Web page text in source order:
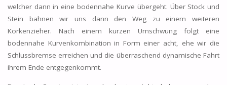
welcher dann in eine bodennahe Kurve übergeht. Über Stock und
Stein bahnen wir uns dann den Weg zu einem weiteren
Korkenzieher. Nach einem kurzen Umschwung folgt eine
bodennahe Kurvenkombination in Form einer acht, ehe wir die
Schlussbremse erreichen und die überraschend dynamische Fahrt
ihrem Ende entgegenkommt.